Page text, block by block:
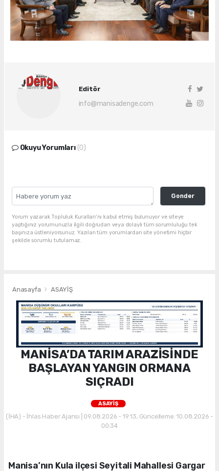
Editör
info@manisadenge.com
Okuyu Yorumları (0)
Gonder
Yorum yazarak Topluluk Kuralları’nı kabul etmiş bulunuyor ve siteye
yaptığınız yorumunuzla ilgili doğrudan veya dolaylı tüm sorumluluğu tek
başınıza üstleniyorsunuz. Yazılan tüm yorumlardan site yönetimi hiçbir
şekilde sorumlu tutulamaz.
Anasayfa ASAYİŞ
MANİSA’DA TARIM ARAZİSİNDE
BAŞLAYAN YANGIN ORMANA
SIÇRADI
ASAYİŞ
(İHA) - İhlas Haber Ajansı | 09.08.2026 - 19:13, Güncelleme: 10.08.2026 -
00:34
Manisa’nın Kula ilçesi Seyitali Mahallesi Gargar